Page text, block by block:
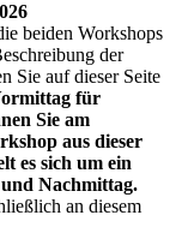
beiden Workshops
der
Sie auf dieser Seite
für
Sie am
aus dieser
es sich um ein
Nachmittag.
an diesem